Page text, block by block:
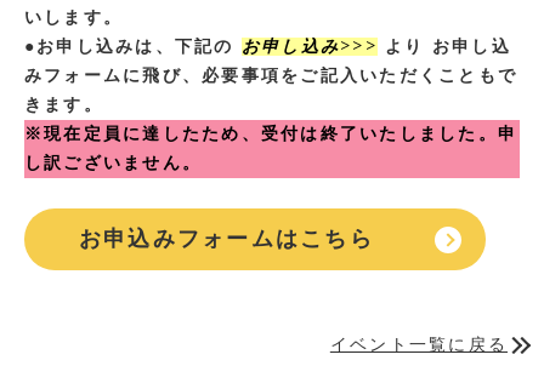
いします。
●お申し込みは、下記の お申し込み>>> より お申し込
みフォームに飛び、必要事項をご記入いただくこともで
きます。
※現在定員に達したため、受付は終了いたしました。申
し訳ございません。
お申込みフォームはこちら
イベント一覧に戻る